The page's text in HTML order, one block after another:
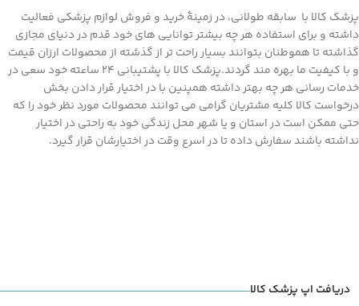
پزشک کالا با سابقه طولانی، در زمینۀ خرید و فروش لوازم پزشکی فعالیت
داشته و برای استفاده هر چه بیشتر توانایی های خود قدم در دنیای مجازی
گذاشته تا هموطنان بتوانند بسیار راحت تر از گذشته از محصولات ارزان قیمت
و با کیفیت ما بهره مند گردند.پزشک کالا با پشتیبانی 24 ساعته خود سعی در
خدمات رسانی هر چه بهتر داشته همپنین با در اختیار قرار دادن بخش
درخواست کالا کلیه مشتریان گرامی می توانند محصولات مورد نظر خود را که
حتی ممکن است در استان و یا شهر محل زندگی خود به راحتی در اختیار
نداشته باشند سفارش داده تا در اسرع وقت در اختیارشان قرار گیرد.
دریافت اپ پزشک کالا